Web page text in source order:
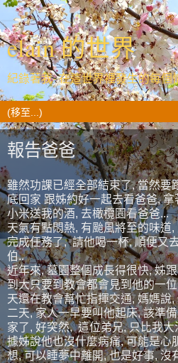
elain 的世界
紀錄著我- 在這世界裡發生的每個
報告爸爸
雖然功課已經全部結束了, 當然要
底回家 跟姊約好一起去看爸爸,
小米送我的酒, 去橄欖園看爸爸...
天氣有點悶熱, 有颱風將至的味道
完成任務了, 請他喝一杯, 順便又
伯..
近年來, 墓園整個成長得很快, 姊
到大只要到教會都會見到他的一
天還在教會幫忙指揮交通, 媽媽說
二天, 家人一早要叫他起床, 該準
家了, 好突然, 這位弟兄, 只比我大
據姊說他也沒什麼病痛, 可能是心
想, 可以睡夢中離開, 也是好事, 沒